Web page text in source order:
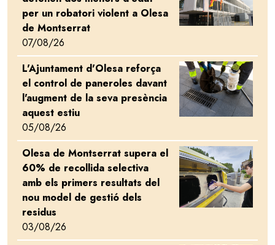
per un robatori violent a Olesa
de Montserrat
07/08/26
L'Ajuntament d'Olesa reforça
el control de paneroles davant
l'augment de la seva presència
aquest estiu
05/08/26
Image
Olesa de Montserrat supera el
60% de recollida selectiva
amb els primers resultats del
nou model de gestió dels
residus
03/08/26
Image